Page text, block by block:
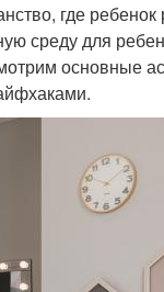
где ребенок
среду для
основные